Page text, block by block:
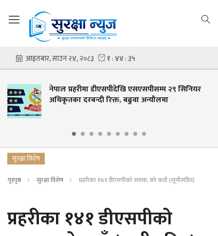
नेपाल प्रहरीमा डीएसपीदेखि एसएसपीसम्म २९ सिनियर
अधिकृतका दरबन्दी रिक्त, बढुवा अन्यौलमा
सुरक्षा विशेष
गृहपृष्ठ सुरक्षा विशेष प्रहरीका १४१ डीएसपीको सरुवा, को कहाँ (सूचीसहित)
प्रहरीका १४१ डीएसपीको